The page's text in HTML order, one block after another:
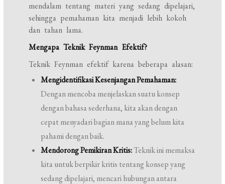
mendalam tentang materi yang sedang dipelajari,
sehingga pemahaman kita menjadi lebih kokoh
dan tahan lama.
Mengapa Teknik Feynman Efektif?
Teknik Feynman efektif karena beberapa alasan:
Mengidentifikasi Kesenjangan Pemahaman:
Dengan mencoba menjelaskan suatu konsep
dengan bahasa sederhana, kita akan dengan
cepat menyadari bagian mana yang belum kita
pahami dengan baik.
Mendorong Pemikiran Kritis:Teknik ini memaksa
kita untuk berpikir kritis tentang konsep yang
sedang dipelajari, mencari hubungan antara